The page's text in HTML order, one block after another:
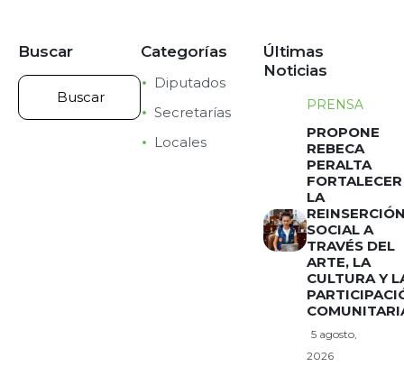
Buscar Categorías
Diputados
Secretarías
Locales
Últimas
Noticias
PRENSA
PROPONE
REBECA
PERALTA
FORTALECER
LA
SOCIAL A
TRAVÉS DEL
ARTE, LA
CULTURA Y
5 agosto,
2026